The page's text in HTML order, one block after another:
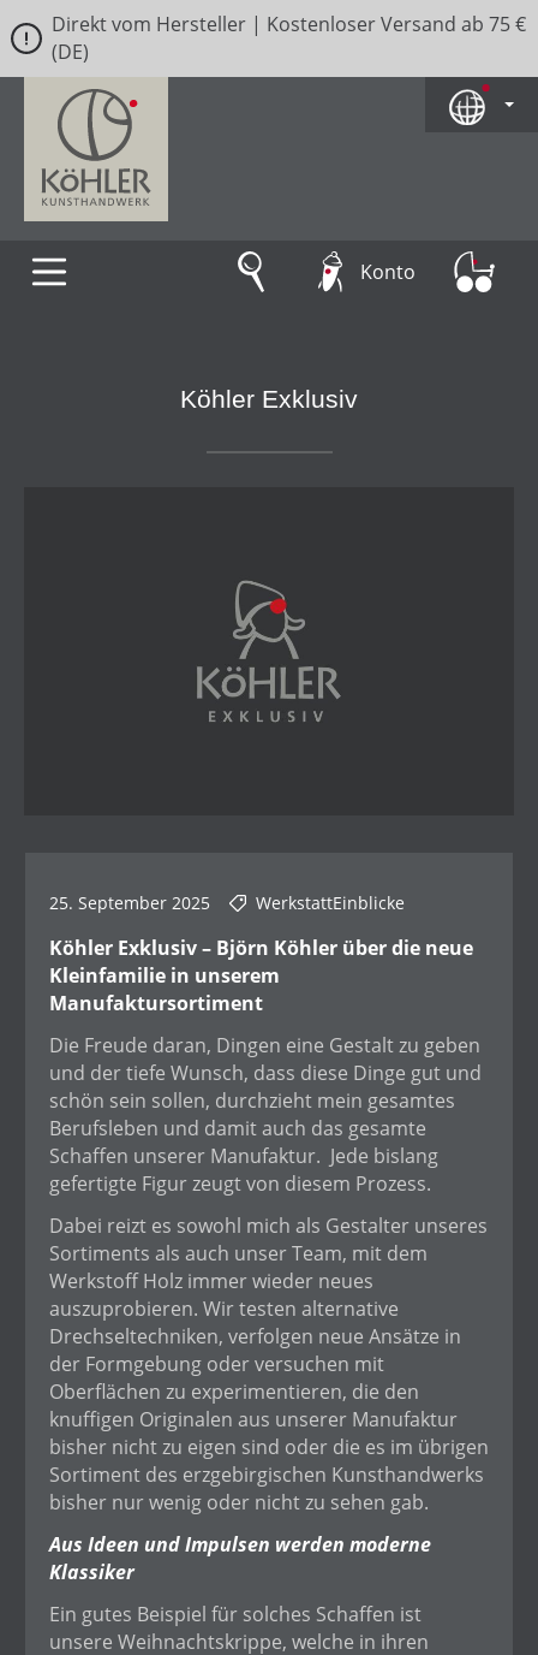
Zum Hauptinhalt springen
Direkt vom Hersteller | Kostenloser Versand ab 75 €
(DE)
Konto
Köhler Exklusiv
25. September 2025 WerkstattEinblicke
Köhler Exklusiv – Björn Köhler über die neue
Kleinfamilie in unserem
Manufaktursortiment
Die Freude daran, Dingen eine Gestalt zu geben
und der tiefe Wunsch, dass diese Dinge gut und
schön sein sollen, durchzieht mein gesamtes
Berufsleben und damit auch das gesamte
Schaffen unserer Manufaktur. Jede bislang
gefertigte Figur zeugt von diesem Prozess.
Dabei reizt es sowohl mich als Gestalter unseres
Sortiments als auch unser Team, mit dem
Werkstoff Holz immer wieder neues
auszuprobieren. Wir testen alternative
Drechseltechniken, verfolgen neue Ansätze in
der Formgebung oder versuchen mit
Oberflächen zu experimentieren, die den
knuffigen Originalen aus unserer Manufaktur
bisher nicht zu eigen sind oder die es im übrigen
Sortiment des erzgebirgischen Kunsthandwerks
bisher nur wenig oder nicht zu sehen gab.
Aus Ideen und Impulsen werden moderne
Klassiker
Ein gutes Beispiel für solches Schaffen ist
unsere Weihnachtskrippe, welche in ihren